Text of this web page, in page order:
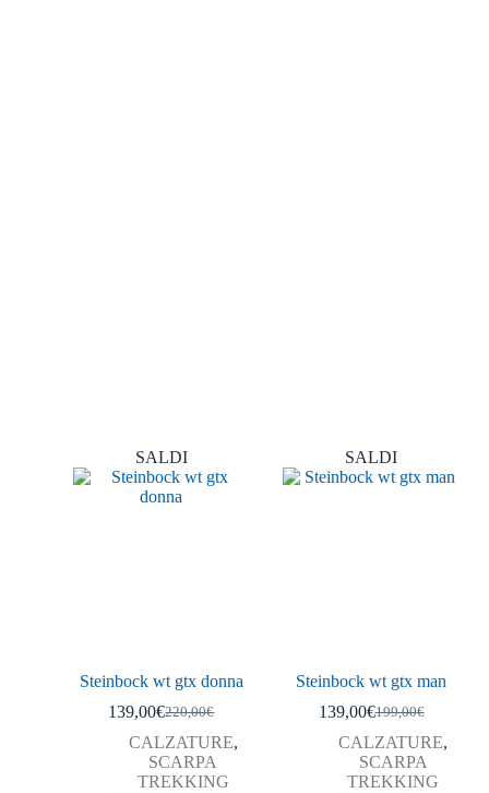
SALDI
Steinbock wt gtx donna
220,00€
139,00€
CALZATURE,
SCARPA
TREKKING
SALDI
Steinbock wt gtx man
199,00€
139,00€
CALZATURE,
SCARPA
TREKKING